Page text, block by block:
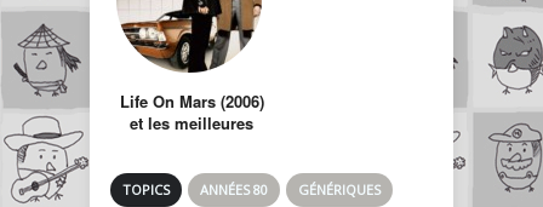
Life On Mars (2006)
et les meilleures
TOPICS ANNÉES 80 GÉNÉRIQUES